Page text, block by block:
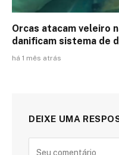
Orcas atacam veleiro
danificam sistema de
há 1 mês atrás
DEIXE UMA